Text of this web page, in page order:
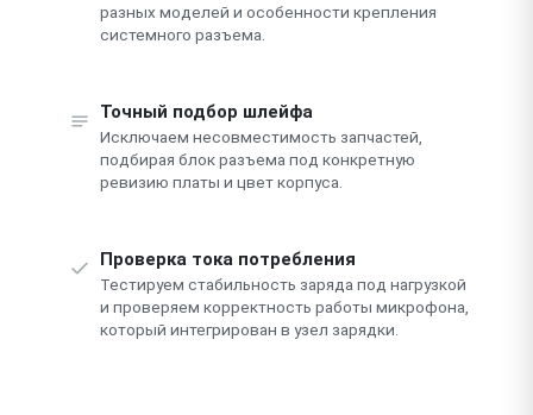
разных моделей и особенности крепления
системного разъема.
Точный подбор шлейфа
Исключаем несовместимость запчастей,
подбирая блок разъема под конкретную
ревизию платы и цвет корпуса.
Проверка тока потребления
Тестируем стабильность заряда под нагрузкой
и проверяем корректность работы микрофона,
который интегрирован в узел зарядки.